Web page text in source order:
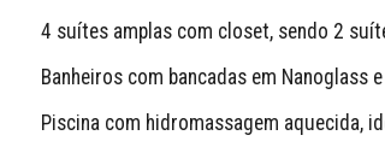
4 suítes amplas com closet, sendo 2
Banheiros com bancadas em Nanoglass
Piscina com hidromassagem aquecida,